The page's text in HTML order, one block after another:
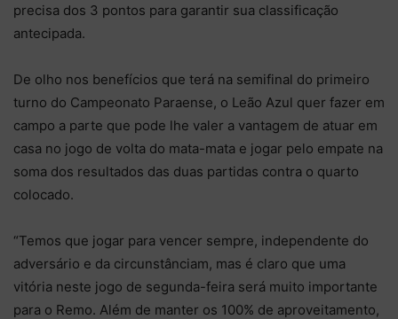
precisa dos 3 pontos para garantir sua classificação
antecipada.
De olho nos benefícios que terá na semifinal do primeiro
turno do Campeonato Paraense, o Leão Azul quer fazer em
campo a parte que pode lhe valer a vantagem de atuar em
casa no jogo de volta do mata-mata e jogar pelo empate na
soma dos resultados das duas partidas contra o quarto
colocado.
“Temos que jogar para vencer sempre, independente do
adversário e da circunstânciam, mas é claro que uma
vitória neste jogo de segunda-feira será muito importante
para o Remo. Além de manter os 100% de aproveitamento,